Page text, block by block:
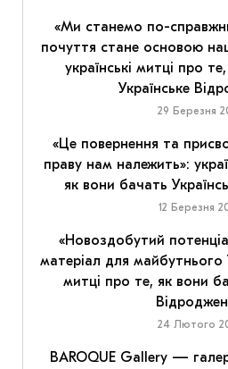
«Ми станемо по-
почуття стане основою
українські митці про
Українське
29 Березня
«Це повернення та
праву нам належить»:
як вони бачать
12 Березня
«Новоздобутий
матеріал для майбутнього
митці про те, як вони
24 Лютого
BAROQUE Gallery —